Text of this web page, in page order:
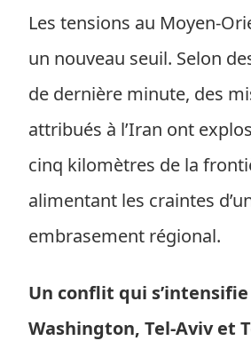
Les tensions au Moyen-
un nouveau seuil. Selon
de dernière minute, des
attribués à l’Iran ont
cinq kilomètres de la
alimentant les craintes
embrasement régional.
Un conflit qui
Washington, Tel-Aviv et